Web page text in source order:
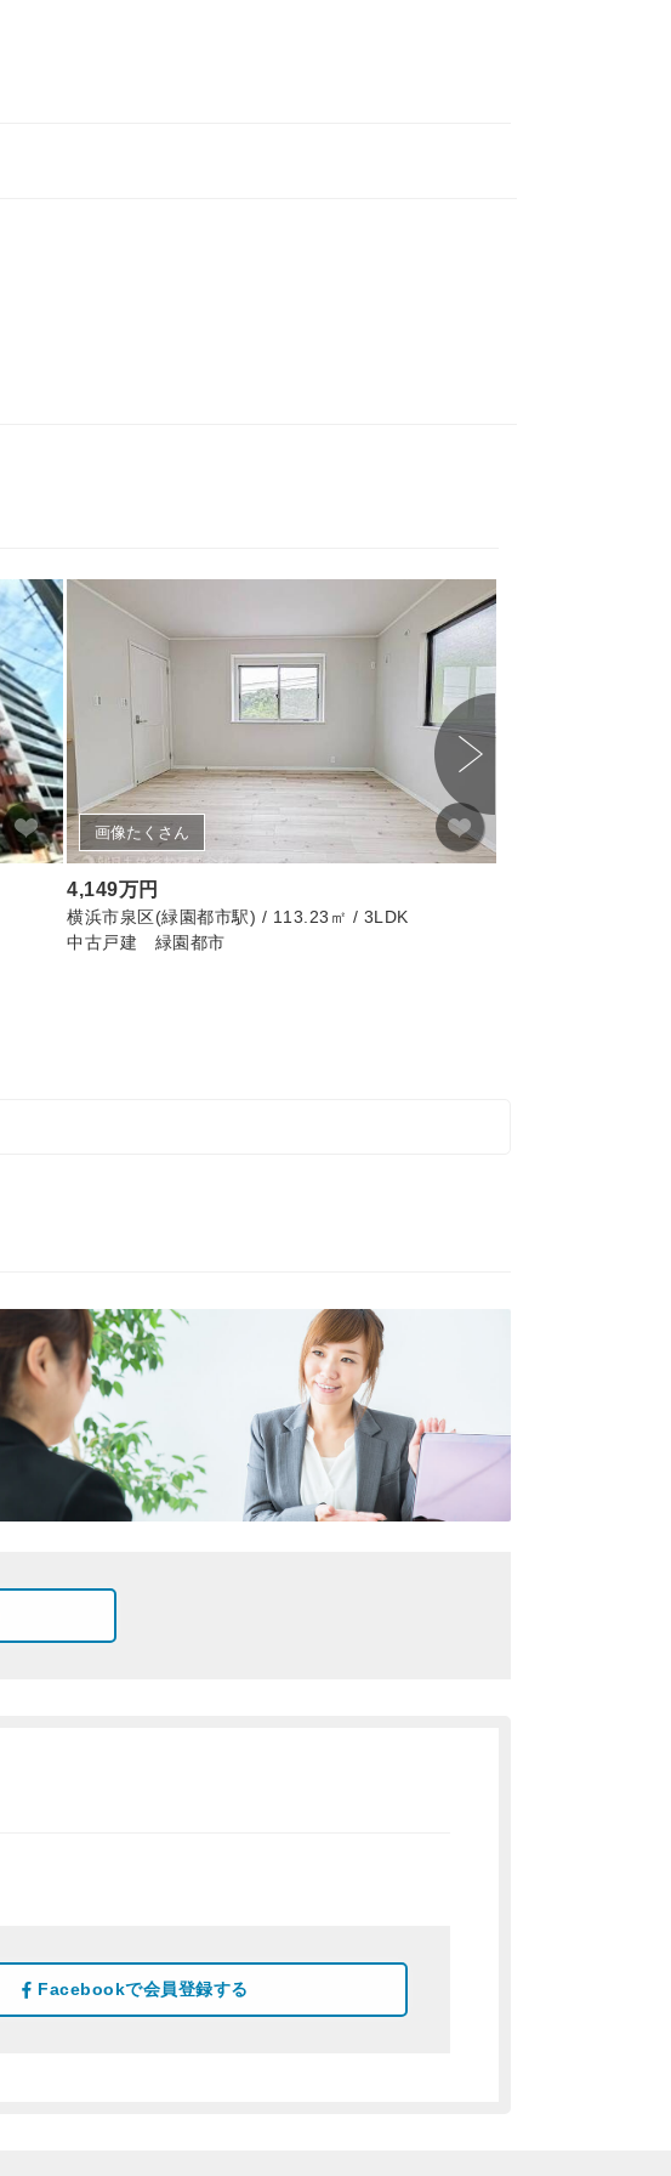
画像たくさん
4,149万円
横浜市泉区(緑園都市駅) / 113.23㎡ / 3LDK
中古戸建 緑園都市
Facebookで会員登録する